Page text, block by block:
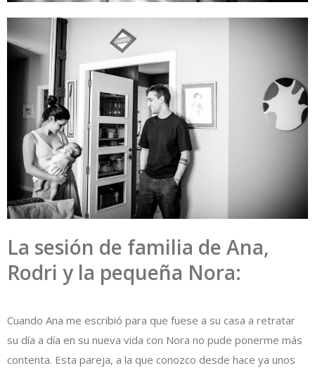
La sesión de familia de Ana,
Rodri y la pequeña Nora:
Cuando Ana me escribió para que fuese a su casa a retratar
su día a día en su nueva vida con Nora no pude ponerme más
contenta. Esta pareja, a la que conozco desde hace ya unos